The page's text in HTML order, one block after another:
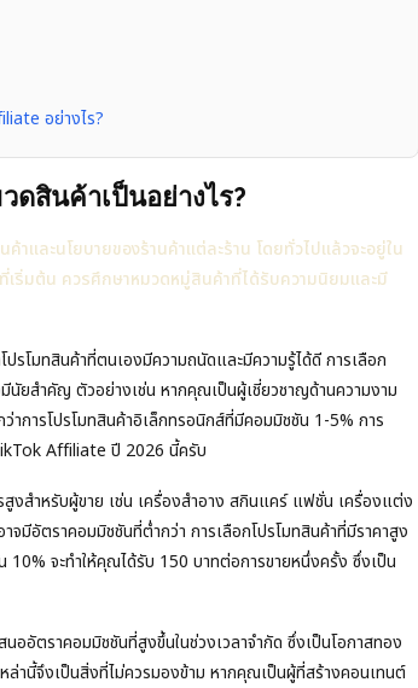
อย่างไร?
สินค้าเป็นอย่างไร?
ละนโยบายของร้านค้าแต่ละร้าน โดยทั่วไปแล้วจะอยู่ใน
ริ่มต้น ควรศึกษาหมวดหมู่สินค้าที่ได้รับความนิยมและมี
รโมทสินค้าที่ตนเองมีความถนัดและมีความรู้ได้ดี การเลือก
ยสำคัญ ตัวอย่างเช่น หากคุณเป็นผู้เชี่ยวชาญด้านความงาม
การโปรโมทสินค้าอิเล็กทรอนิกส์ที่มีคอมมิชชัน 1-5% การ
Affiliate ปี 2026 นี้ครับ
งสำหรับผู้ขาย เช่น เครื่องสำอาง สกินแคร์ แฟชั่น เครื่องแต่ง
มีอัตราคอมมิชชันที่ต่ำกว่า การเลือกโปรโมทสินค้าที่มีราคาสูง
จะทำให้คุณได้รับ 150 บาทต่อการขายหนึ่งครั้ง ซึ่งเป็น
อัตราคอมมิชชันที่สูงขึ้นในช่วงเวลาจำกัด ซึ่งเป็นโอกาสทอง
ล่านี้จึงเป็นสิ่งที่ไม่ควรมองข้าม หากคุณเป็นผู้ที่สร้างคอนเทนต์